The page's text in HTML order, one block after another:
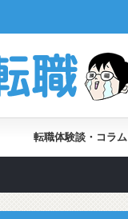
転職体験談・コラム